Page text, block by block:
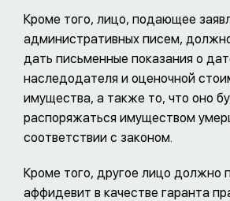
Кроме того, лицо, подающее
административных писем,
дать письменные показания о
наследодателя и оценочной
имущества, а также то, что оно
распоряжаться имуществом
соответствии с законом.
Кроме того, другое лицо должно
аффидевит в качестве гаранта